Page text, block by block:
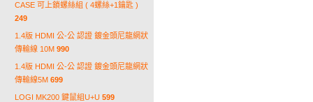
CASE 可上鎖螺絲組 ( 4螺絲+1鑰匙 )
249
1.4版 HDMI 公-公 認證 鍍金頭尼龍網狀
傳輸線 10M 990
1.4版 HDMI 公-公 認證 鍍金頭尼龍網狀
傳輸線5M 699
LOGI MK200 鍵鼠組U+U 599